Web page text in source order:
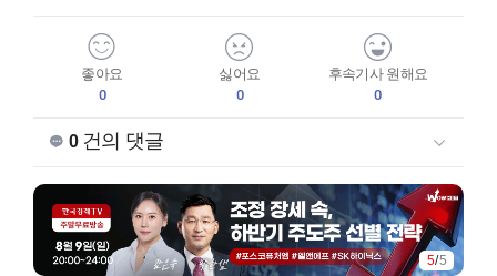
좋아요
0
싫어요
0
후속기사 원해요
0
0건의 댓글
5/5